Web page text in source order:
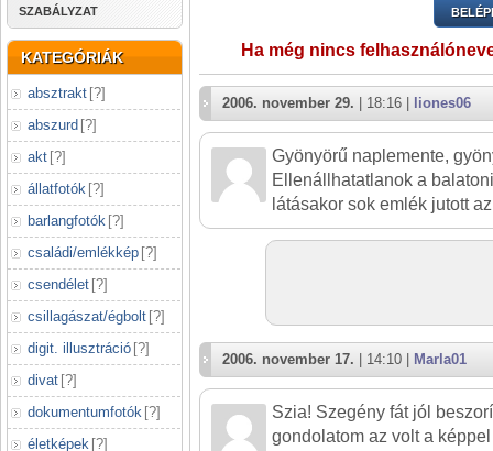
SZABÁLYZAT
KATEGÓRIÁK
absztrakt [?]
abszurd [?]
akt [?]
állatfotók [?]
barlangfotók [?]
családi/emlékkép [?]
csendélet [?]
csillagászat/égbolt [?]
digit. illusztráció [?]
divat [?]
dokumentumfotók [?]
életképek [?]
Ha még nincs
2006. november 29. | 18:16 | liones06
Gyönyörű naplemente,
Ellenállhatatlanok a
látásakor sok emlék jutott
2006. november 17. | 14:10 | Marla01
Szia! Szegény fát jól
gondolatom az volt a